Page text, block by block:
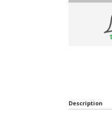
Description